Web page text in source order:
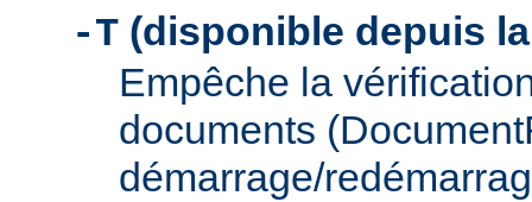
-T (disponible depuis
Empêche la
documents
démarrage/